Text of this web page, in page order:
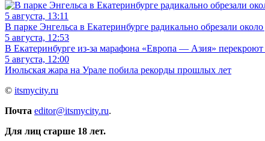
5 августа, 13:11
В парке Энгельса в Екатеринбурге радикально обрезали около
5 августа, 12:53
В Екатеринбурге из-за марафона «Европа — Азия»
5 августа, 12:00
Июльская жара на Урале побила рекорды прошлых лет
© itsmycity.ru
Почта editor@itsmycity.ru.
Для лиц старше 18 лет.